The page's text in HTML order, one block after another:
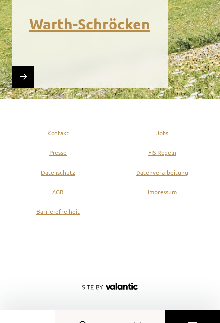
Warth-Schröcken
Kontakt Jobs
Presse FIS Regeln
Datenschutz Datenverarbeitung
AGB Impressum
Barrierefreiheit